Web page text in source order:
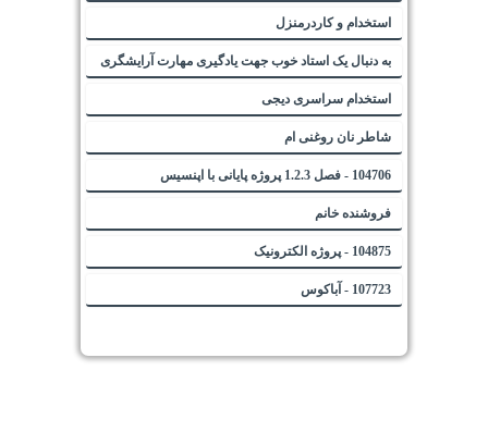
استخدام و کاردرمنزل
به دنبال یک استاد خوب جهت یادگیری مهارت آرایشگری
استخدام سراسری دیجی
شاطر نان روغنی ام
104706 - فصل 1.2.3 پروژه پایانی با اپنسیس
فروشنده خانم
104875 - پروژه الکترونیک
107723 - آباکوس